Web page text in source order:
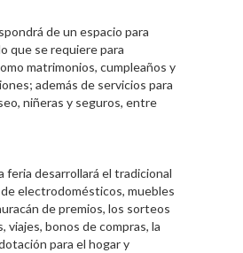
de un espacio para
que se requiere para
matrimonios, cumpleaños y
además de servicios para
niñeras y seguros, entre
feria desarrollará el tradicional
electrodomésticos, muebles
de premios, los sorteos
viajes, bonos de compras, la
para el hogar y